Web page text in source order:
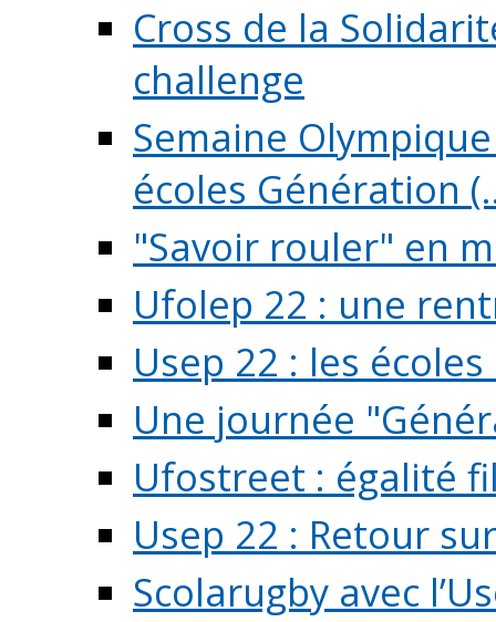
Cross de la
challenge
Semaine
écoles Génération
"Savoir rouler" en
Ufolep 22 : une
Usep 22 : les
Une journée
Ufostreet : égalité
Usep 22 : Retour
Scolarugby avec